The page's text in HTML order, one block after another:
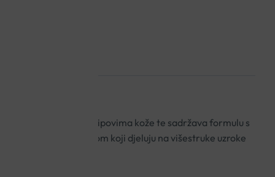
odgovara svim tipovima kože te sadržava formulu s
hijaluronskom kiselinom koji djeluju na višestruke uzroke